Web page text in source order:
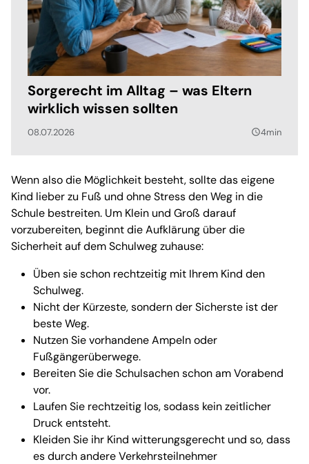
Sorgerecht im Alltag – was Eltern
wirklich wissen sollten
08.07.2026 query_builder4min
Wenn also die Möglichkeit besteht, sollte das eigene
Kind lieber zu Fuß und ohne Stress den Weg in die
Schule bestreiten. Um Klein und Groß darauf
vorzubereiten, beginnt die Aufklärung über die
Sicherheit auf dem Schulweg zuhause:
Üben sie schon rechtzeitig mit Ihrem Kind den
Schulweg.
Nicht der Kürzeste, sondern der Sicherste ist der
beste Weg.
Nutzen Sie vorhandene Ampeln oder
Fußgängerüberwege.
Bereiten Sie die Schulsachen schon am Vorabend
vor.
Laufen Sie rechtzeitig los, sodass kein zeitlicher
Druck entsteht.
Kleiden Sie ihr Kind witterungsgerecht und so, dass
es durch andere Verkehrsteilnehmer